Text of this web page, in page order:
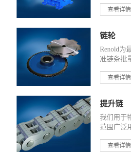
查看详情
链轮
Renold为
准链条批
查看详情
提升链
我们用于
范围广泛
查看详情